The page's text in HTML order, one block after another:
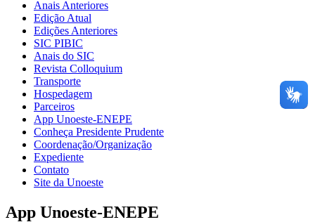
Anais Anteriores
Edição Atual
Edições Anteriores
SIC PIBIC
Anais do SIC
Revista Colloquium
Transporte
Hospedagem
Parceiros
App Unoeste-ENEPE
Conheça Presidente Prudente
Coordenação/Organização
Expediente
Contato
Site da Unoeste
App Unoeste-ENEPE